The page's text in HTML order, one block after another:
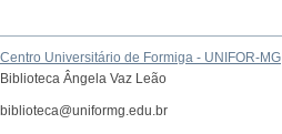
Centro Universitário de Formiga - UNIFOR-MG
Biblioteca Ângela Vaz Leão
biblioteca@uniformg.edu.br